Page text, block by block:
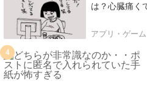
は？心臓痛く
アプリ・ゲーム
4